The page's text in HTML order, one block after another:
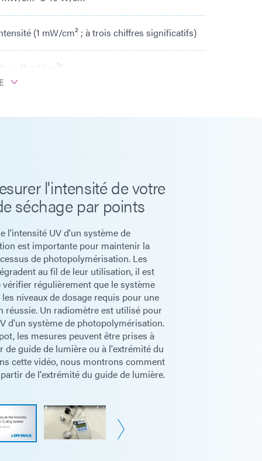
(1 mW/cm² ; à trois chiffres significatifs)
(1 mJ/cm²)
en continu, pic 200°C
maximale (mW/cm² et W/cm²)
(J/cm²)
de lumière (3 mm, 5 mm et 8 mm)
Convoyeurs
heures (arrêt automatique après 1 heure)
l'intensité de votre
séchage par points
l'intensité UV d'un système de
est importante pour maintenir la
de photopolymérisation. Les
au fil de leur utilisation, il est
régulièrement que le système
niveaux de dosage requis pour une
réussie. Un radiomètre est utilisé pour
d'un système de photopolymérisation.
les mesures peuvent être prises à
de guide de lumière ou à l'extrémité du
cette vidéo, nous montrons comment
de l'extrémité du guide de lumière.